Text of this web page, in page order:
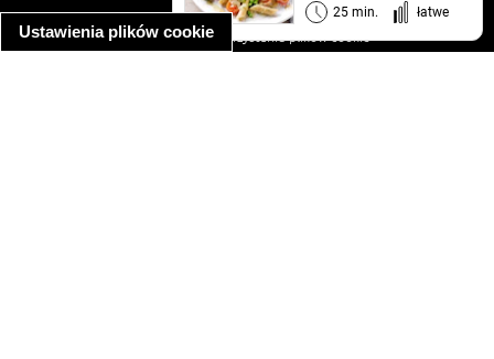
Ustawienia plików cookie
25 min. łatwe
informacja o prywatności
informacja o wykorzystaniu plików cookie